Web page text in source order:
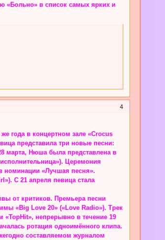
«Больно» в список самых ярких и
4
года в концертном зале «Crocus
представила три новые песни:
марта, Нюша была представлена в
Церемония
номинации «Лучшая песня».
С 21 апреля певица стала
от критиков. Премьера песни
«Big Love 20» («Love Radio»). Трек
«TopHit», непрерывно в течение 19
ротация одноимённого клипа.
составляемом журналом